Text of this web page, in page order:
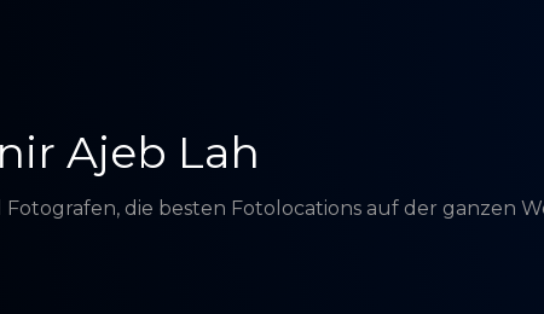
Ajeb Lah
die besten Fotolocations auf der ganzen